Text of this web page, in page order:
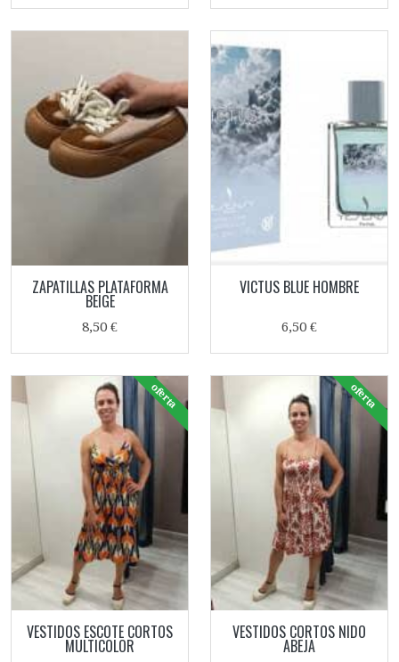
ZAPATILLAS PLATAFORMA
BEIGE
8,50 €
VICTUS BLUE HOMBRE
6,50 €
VESTIDOS ESCOTE CORTOS
MULTICOLOR
oferta
VESTIDOS CORTOS NIDO
ABEJA
oferta